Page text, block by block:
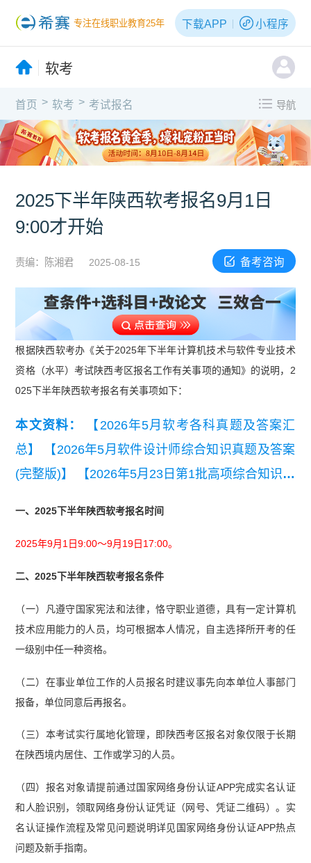
专注在线职业教育25年 下载APP 小程序
软考
首页 > 软考 > 考试报名 导航
2025下半年陕西软考报名9月1日
9:00才开始
责编：陈湘君 2025-08-15 备考咨询
根据陕西软考办《关于2025年下半年计算机技术与软件专业技术
资格（水平）考试陕西考区报名工作有关事项的通知》的说明，2
025下半年陕西软考报名有关事项如下：
本文资料：
【2026年5月软考各科真题及答案汇
总】
【2026年5月软件设计师综合知识真题及答案
(完整版)】
【2026年5月23日第1批高项综合知识真
管理工程师考试应用技术真题(第一批次)】
年下半年网络工程师考试基础知识真题答案版】
一、2025下半年陕西软考报名时间
2025年9月1日9:00～9月19日17:00。
二、2025下半年陕西软考报名条件
（一）凡遵守国家宪法和法律，恪守职业道德，具有一定计算机
技术应用能力的人员，均可根据本人情况，自主选择所开考的任
一级别中任一种资格。
（二）在事业单位工作的人员报名时建议事先向本单位人事部门
报备，单位同意后再报名。
（三）本考试实行属地化管理，即陕西考区报名对象仅限于长期
在陕西境内居住、工作或学习的人员。
（四）报名对象请提前通过国家网络身份认证APP完成实名认证
和人脸识别，领取网络身份认证凭证（网号、凭证二维码）。实
名认证操作流程及常见问题说明详见国家网络身份认证APP热点
问题及新手指南。